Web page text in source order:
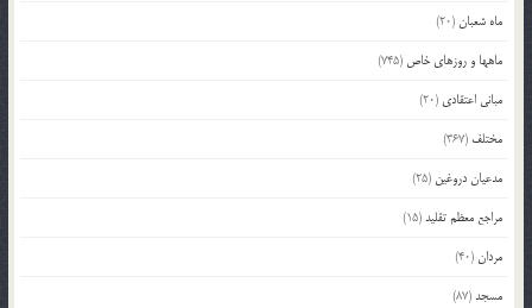
ماه شعبان(20)
ماهها و روزهای خاص (745)
مبانی اعتقادی (20)
مختلف (367)
مدعیان دروغین (25)
مراجع معظم تقلید(15)
مردان(40)
مسجد(87)